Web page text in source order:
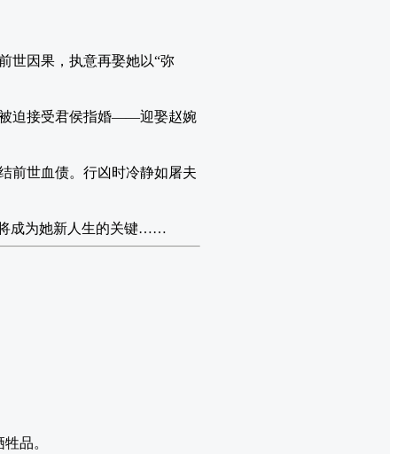
世因果，执意再娶她以“弥
被迫接受君侯指婚——迎娶赵婉
前世血债。行凶时冷静如屠夫
将成为她新人生的关键……
品。